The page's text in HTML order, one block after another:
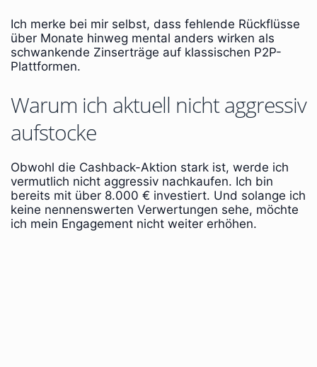
Ich merke bei mir selbst, dass fehlende Rückflüsse
über Monate hinweg mental anders wirken als
schwankende Zinserträge auf klassischen P2P-
Plattformen.
Warum ich aktuell nicht aggressiv
aufstocke
Obwohl die Cashback-Aktion stark ist, werde ich
vermutlich nicht aggressiv nachkaufen. Ich bin
bereits mit über 8.000 € investiert. Und solange ich
keine nennenswerten Verwertungen sehe, möchte
ich mein Engagement nicht weiter erhöhen.